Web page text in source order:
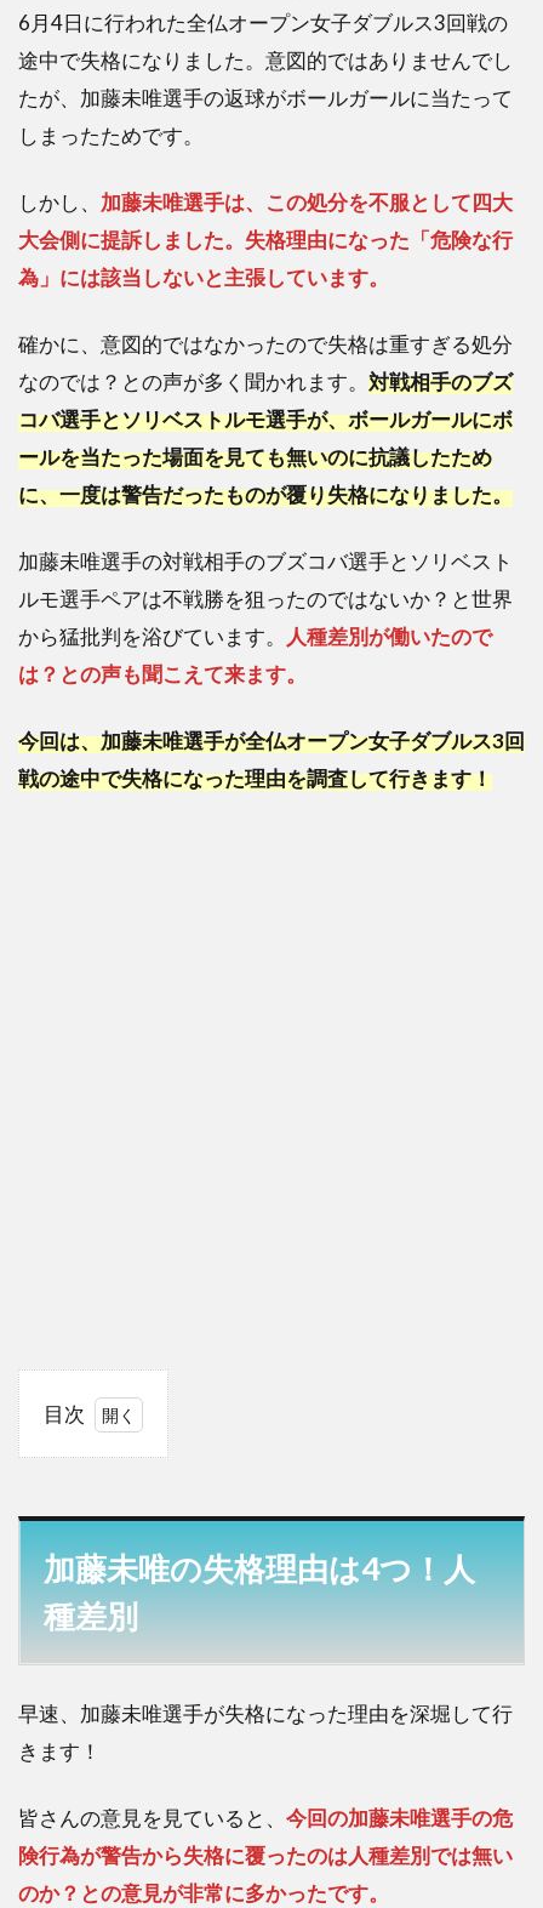
6月4日に行われた全仏オープン女子ダブルス3回戦の
途中で失格になりました。意図的ではありませんでし
たが、加藤未唯選手の返球がボールガールに当たって
しまったためです。
しかし、 加藤未唯選手は、この処分を不服として四大
大会側に提訴しました。失格理由になった「危険な行
為」には該当しないと主張しています。
確かに、意図的ではなかったので失格は重すぎる処分
なのでは？との声が多く聞かれます。 対戦相手のブズ
コバ選手とソリベストルモ選手が、ボールガールにボ
ールを当たった場面を見ても無いのに抗議したため
に、一度は警告だったものが覆り失格になりました。
加藤未唯選手の対戦相手のブズコバ選手とソリベスト
ルモ選手ペアは不戦勝を狙ったのではないか？と世界
から猛批判を浴びています。
人種差別が働いたので
は？との声も聞こえて来ます。
今回は、加藤未唯選手が全仏オープン女子ダブルス3回
戦の途中で失格になった理由を調査して行きます！
目次
格理
由は
4
つ！
2
加藤
の失
格理
由は
4
加藤未唯の失格理由は4つ！人
種差別
早速、加藤未唯選手が失格になった理由を深堀して行
きます！
皆さんの意見を見ていると、 今回の加藤未唯選手の危
険行為が警告から失格に覆ったのは人種差別では無い
のか？との意見が非常に多かったです。